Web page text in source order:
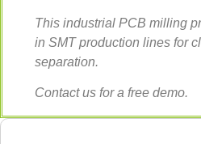
This industrial PCB milling
in SMT production lines for
separation.
Contact us for a free demo.